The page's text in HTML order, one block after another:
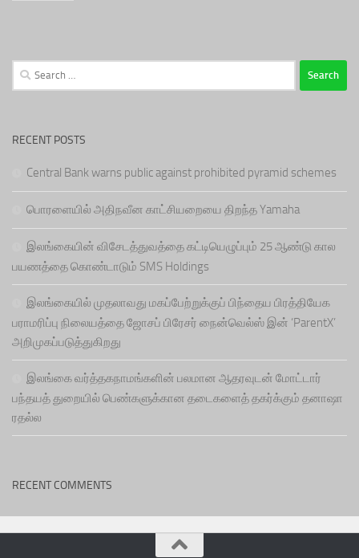
Search
for:
RECENT POSTS
Central Bank warns public against prohibited pyramid schemes
பொரளையில் அதிநவீன காட்சியறையை திறந்த Yamaha
இலங்கையின் விசேடத்துவத்தை கட்டியெழுப்பும் 25 ஆண்டு கால
பயணத்தை கொண்டாடும் SMS Holdings
இலங்கையில் முதலாவது மகப்பேற்றுக்குப் பிந்தைய பிரத்தியேக
பராமரிப்பு நிலையத்தை ஜோசப் பிரேசர் நைன்வெல்ஸ் இன் ‘ParentX’
அறிமுகப்படுத்துகிறது
இலங்கை வர்த்தகநாமங்களின் பலமான ஆதரவுடன் மோட்டார்
பந்தயத் துறையில் பெண்களுக்கான தடைகளைத் தகர்க்கும் தனாஷா
ரதல்ல
RECENT COMMENTS